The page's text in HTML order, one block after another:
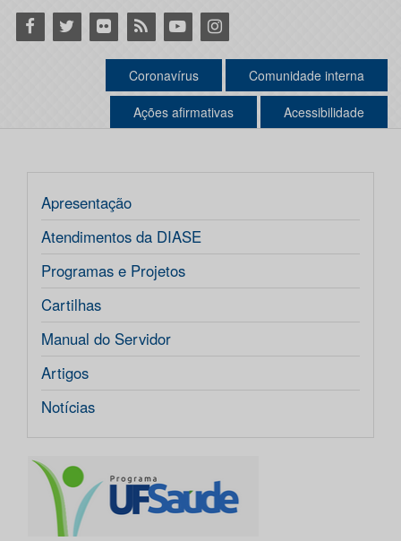
Facebook
Twitter Flickr RSS YoutubeInstagram
Coronavírus Comunidade interna
Ações afirmativas Acessibilidade
Apresentação
Atendimentos da DIASE
Programas e Projetos
Cartilhas
Manual do Servidor
Artigos
Notícias